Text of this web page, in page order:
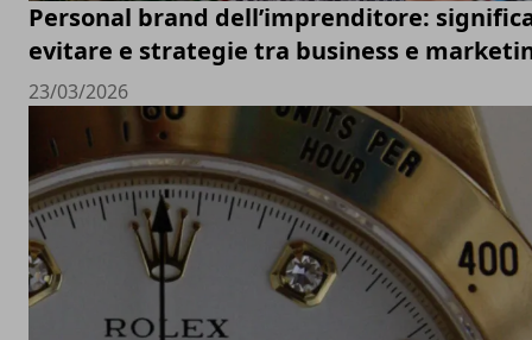
Personal brand dell’imprenditore:
evitare e strategie tra business e
23/03/2026